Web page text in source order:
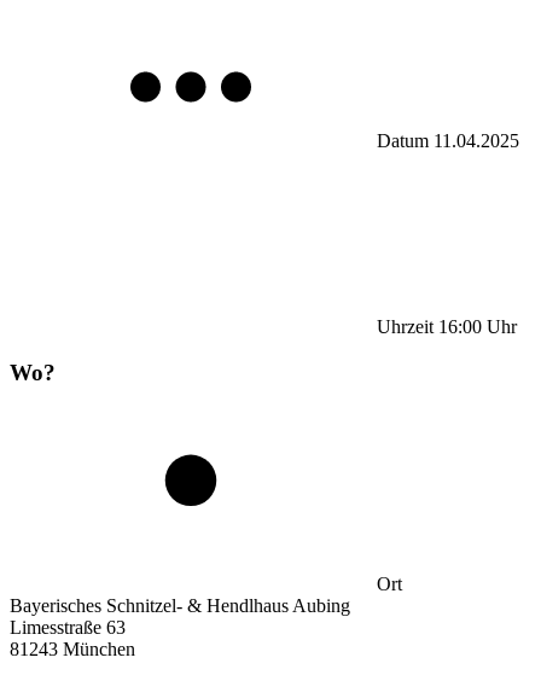
Datum 11.04.2025
Uhrzeit 16:00 Uhr
Wo?
Ort
Bayerisches Schnitzel- & Hendlhaus Aubing
Limesstraße 63
81243 München